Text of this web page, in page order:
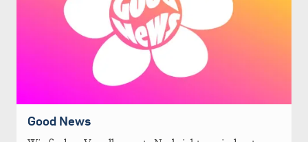
Good News